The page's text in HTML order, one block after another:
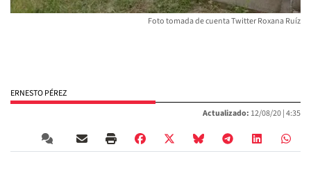
Foto tomada de cuenta Twitter Roxana Ruíz
ERNESTO PÉREZ
Actualizado: 12/08/20 |4:35